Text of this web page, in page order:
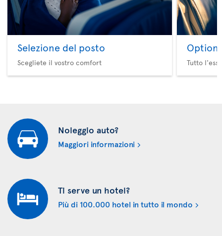
Selezione del posto
Scegliete il vostro comfort
Option
Tutto
Noleggio auto?
Maggiori informazioni
Ti serve un hotel?
Più di 100.000 hotel in tutto il mondo